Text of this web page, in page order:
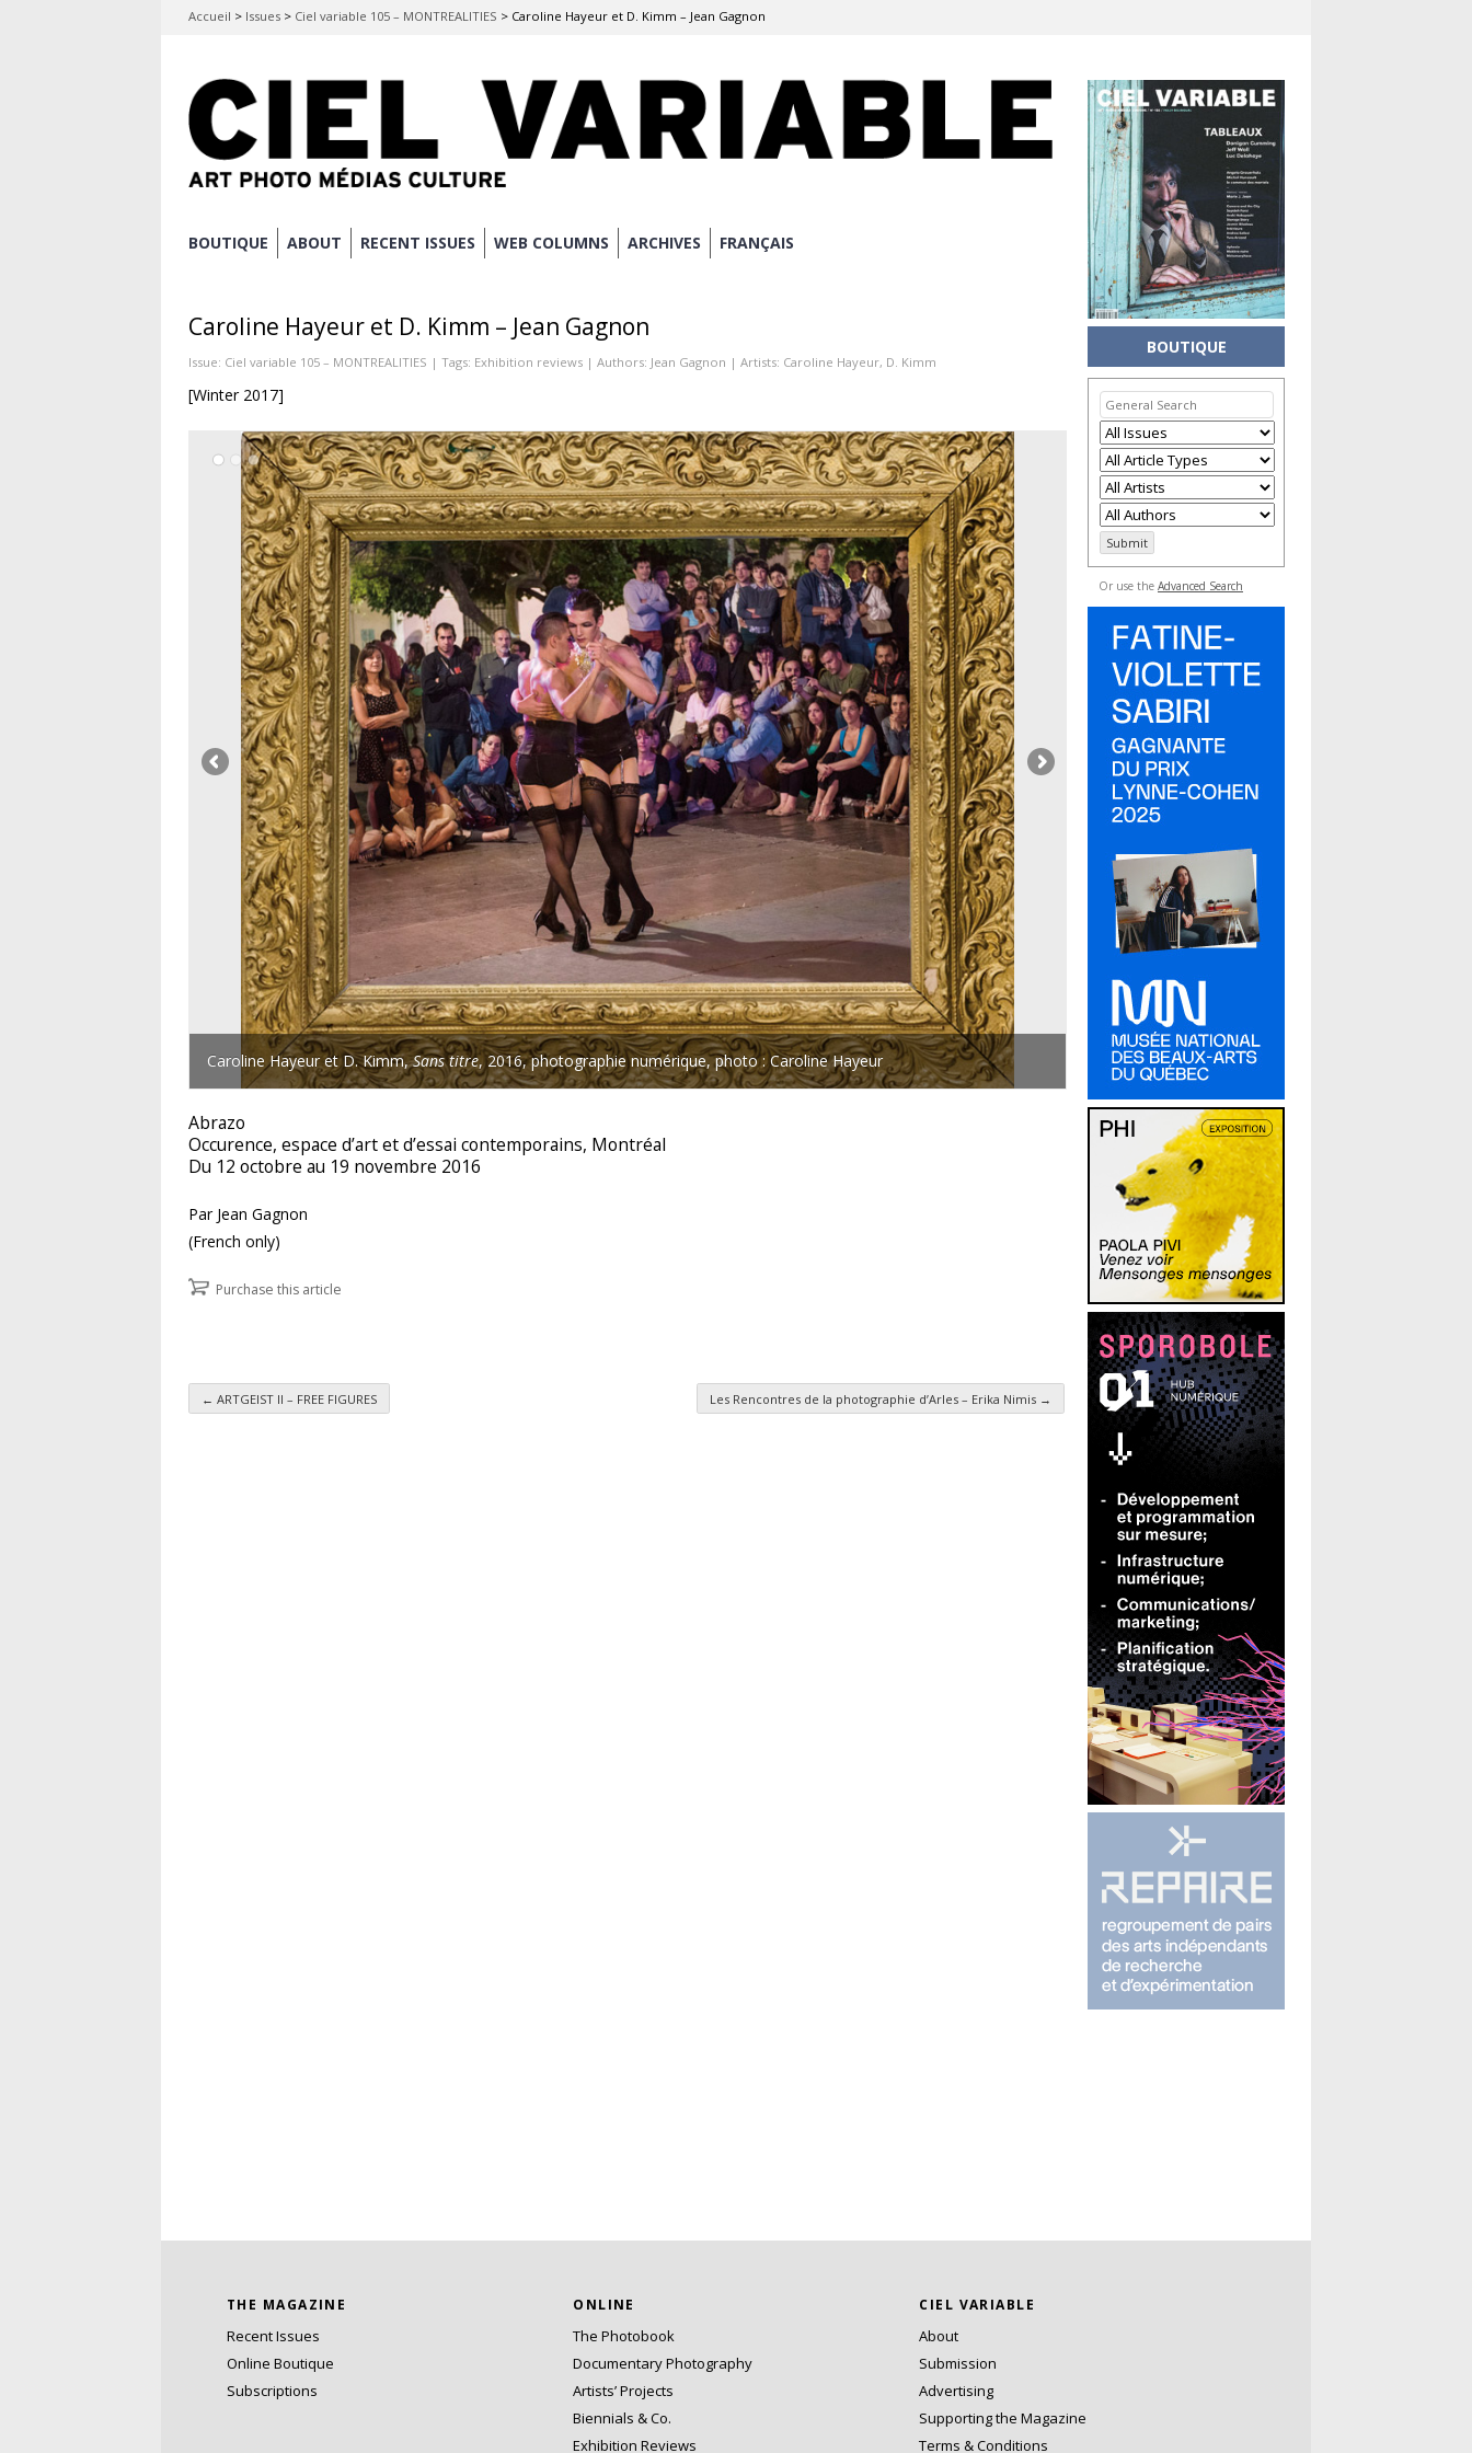
Accueil > Issues > Ciel variable 105 – MONTREALITIES > Caroline Hayeur et D. Kimm – Jean Gagnon
Skip
BOUTIQUE ABOUT RECENT ISSUES WEB COLUMNS ARCHIVES FRANÇAIS
Caroline Hayeur et D. Kimm – Jean Gagnon
Issue: Ciel variable 105 – MONTREALITIES | Tags: Exhibition reviews | Authors: Jean Gagnon | Artists: Caroline Hayeur, D. Kimm
[Winter 2017]
Caroline Hayeur et D. Kimm,Sans titre, 2016, photographie numérique, photo : Caroline Hayeur
Abrazo
Occurence, espace d’art et d’essai contemporains, Montréal
Du 12 octobre au 19 novembre 2016
Par Jean Gagnon
(French only)
Purchase this article
← ARTGEIST II – FREE FIGURES Les Rencontres de la photographie d’Arles – Erika Nimis →
BOUTIQUE
Or use the Advanced Search
THE MAGAZINE
Recent Issues
Online Boutique
Subscriptions
ONLINE
The Photobook
Documentary Photography
Artists’ Projects
Biennials & Co.
Exhibition Reviews
CIEL VARIABLE
About
Submission
Advertising
Supporting the Magazine
Terms & Conditions